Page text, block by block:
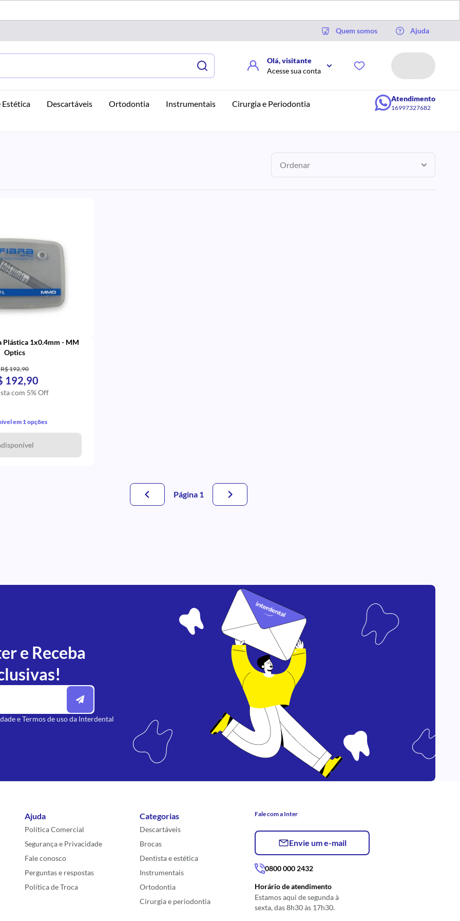
Quem somos Ajuda
Olá, visitante
Acesse sua conta
Estética Descartáveis Ortodontia Instrumentais Cirurgia e Periodontia
Atendimento
16997327682
Ordenar
Plástica 1x0.4mm - MM
Optics
R$ 192,90
192,90
com 5% Off
em 1 opções
Página 1
e Receba
eTermos de usoda Interdental
Ajuda
Política Comercial
Segurança e Privacidade
Fale conosco
Perguntas e respostas
Política de Troca
Categorias
Descartáveis
Brocas
Dentista e estética
Instrumentais
Ortodontia
Cirurgia e periodontia
Fale com a Inter
Envie um e-mail
0800 000 2432
Horário de atendimento
Estamos aqui de segunda à
sexta, das 8h30 às 17h30.